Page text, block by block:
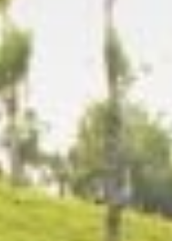
Cheltuieli
Toate articolele